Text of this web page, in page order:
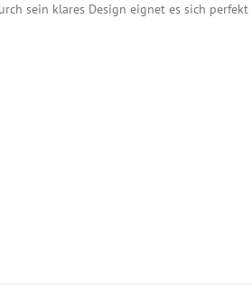
sein klares Design eignet es sich perfekt